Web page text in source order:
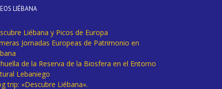
LIÉBANA
Liébana y Picos de Europa
Jornadas Europeas de Patrimonio en
de la Reserva de la Biosfera en el Entorno
Lebaniego
trip: «Descubre Liébana».